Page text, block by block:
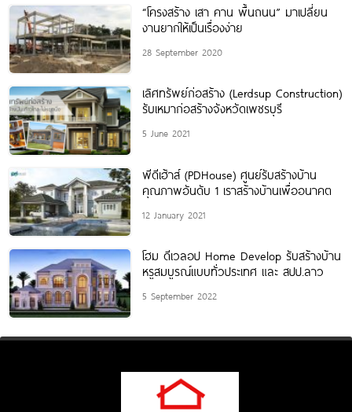
“โครงสร้าง เสา คาน พื้นถนน” มาเปลี่ยน
งานยากให้เป็นเรื่องง่าย
28 September 2020
เลิศทรัพย์ก่อสร้าง (Lerdsup Construction)
รับเหมาก่อสร้างจังหวัดเพชรบุรี
5 June 2021
พีดีเฮ้าส์ (PDHouse) ศูนย์รับสร้างบ้าน
คุณภาพอันดับ 1 เราสร้างบ้านเพื่ออนาคต
12 January 2021
โฮม ดีเวลอป Home Develop รับสร้างบ้าน
หรูสมบูรณ์แบบทั่วประเทศ และ สปป.ลาว
5 September 2022